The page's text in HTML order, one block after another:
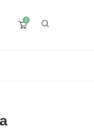
0